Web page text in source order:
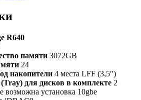
R640
памяти 3072GB
24
накопители 4 места LFF (3,5")
для дисков в комплекте 2
возможна установка 10gbe